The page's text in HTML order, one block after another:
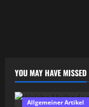
YOU MAY HAVE MISSED
Allgemeiner Artikel